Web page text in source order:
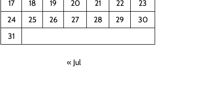
17
18 19 20 21 22
23
24
25 26 27 28 29
30
31
« Jul